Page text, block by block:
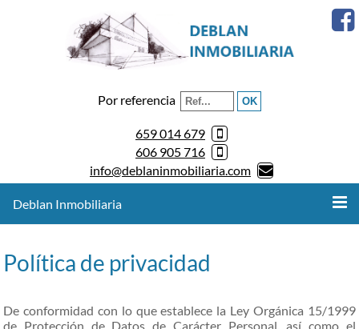
Por referencia
659 014 679
606 905 716
info@deblaninmobiliaria.com
Deblan Inmobiliaria
Política de privacidad
De conformidad con lo que establece la Ley Orgánica 15/1999
de Protección de Datos de Carácter Personal, así como el